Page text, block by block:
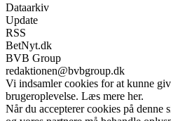
Dataarkiv
Update
RSS
BetNyt.dk
BVB Group
redaktionen@bvbgroup.dk
Vi indsamler cookies for at kunne
brugeroplevelse. Læs mere her.
Når du accepterer cookies på denne